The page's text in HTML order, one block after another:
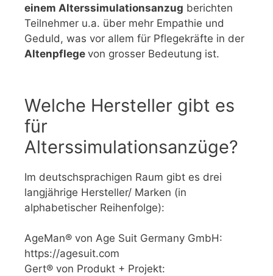
einem Alterssimulationsanzug berichten
Teilnehmer u.a. über mehr Empathie und
Geduld, was vor allem für Pflegekräfte in der
Altenpflege von grosser Bedeutung ist.
Welche Hersteller gibt es
für
Alterssimulationsanzüge?
Im deutschsprachigen Raum gibt es drei
langjährige Hersteller/ Marken (in
alphabetischer Reihenfolge):
AgeMan® von Age Suit Germany GmbH:
https://agesuit.com
Gert® von Produkt + Projekt: